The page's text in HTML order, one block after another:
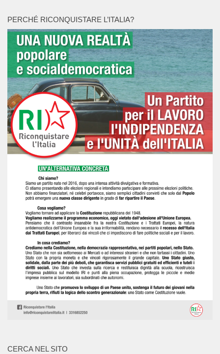
PERCHÉ RICONQUISTARE L’ITALIA?
CERCA NEL SITO